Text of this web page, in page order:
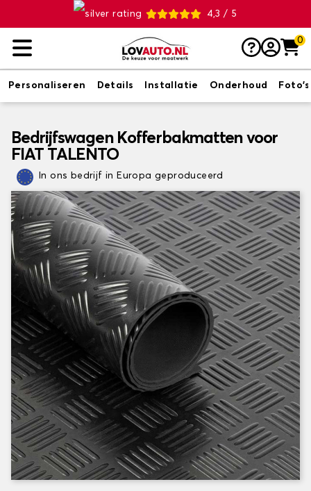
4,3 / 5
0
Personaliseren Details Installatie Onderhoud Foto's
Bedrijfswagen Kofferbakmatten voor
FIAT TALENTO
In ons bedrijf in Europa geproduceerd